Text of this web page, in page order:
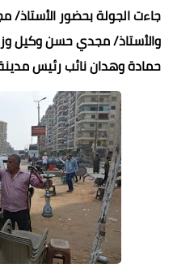
جاءت الجولة بحضور
والأستاذ/ مجدي حسن وكيل
حمادة وهدان نائب رئيس